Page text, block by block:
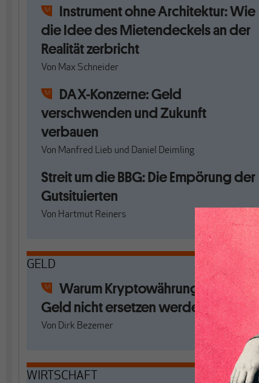
Instrument ohne Architektur: Wie
die Idee des Mietendeckels an der
Realität zerbricht
Von Max Schneider
DAX-Konzerne: Geld
verschwenden und Zukunft
verbauen
Von Manfred Lieb und Daniel Deimling
Streit um die BBG: Die Empörung der
Gutsituierten
Von Hartmut Reiners
GELD
Warum Kryptowährungen unser
Geld nicht ersetzen werden
Von Dirk Bezemer
WIRTSCHAFT